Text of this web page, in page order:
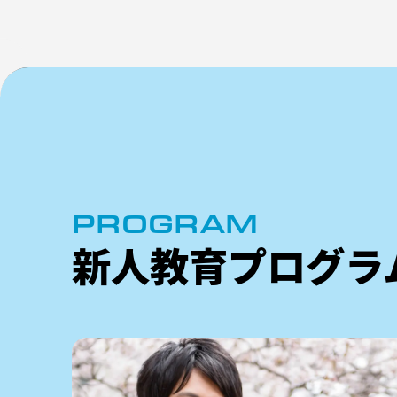
PROGRAM
新人教育プログラ